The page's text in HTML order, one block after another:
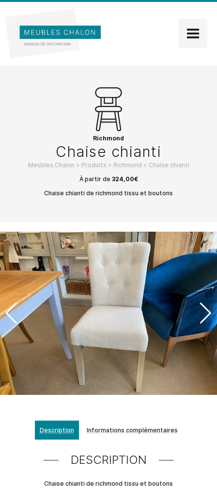
Richmond
Chaise chianti
Meubles Chalon > Produits > Richmond > Chaise chianti
À partir de 324,00€
Chaise chianti de richmond tissu et boutons
Description Informations complémentaires
DESCRIPTION
Chaise chianti de richmond tissu et boutons